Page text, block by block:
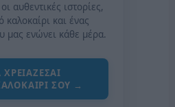
αυθεντικές ιστορίες,
καλοκαίρι και ένας
μας ενώνει κάθε μέρα.
ΧΡΕΙΑΖΕΣΑΙ
ΣΟΥ →